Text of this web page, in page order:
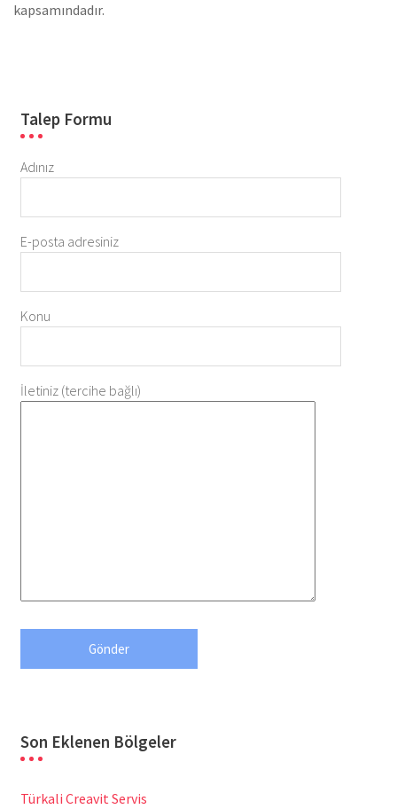
kapsamındadır.
Talep Formu
Adınız
E-posta adresiniz
Konu
İletiniz (tercihe bağlı)
Son Eklenen Bölgeler
Türkali Creavit Servis